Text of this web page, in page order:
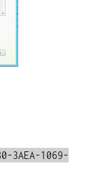
3AEA-1069-